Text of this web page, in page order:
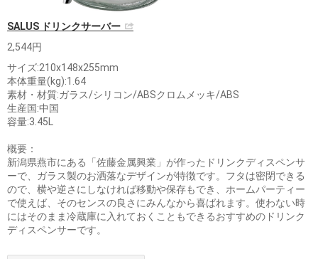
SALUS ドリンクサーバー
2,544円
サイズ:210x148x255mm
本体重量(kg):1.64
素材・材質:ガラス/シリコン/ABSクロムメッキ/ABS
生産国:中国
容量:3.45L
概要：
新潟県燕市にある「佐藤金属興業」が作ったドリンクディスペンサ
ーで、ガラス製のお洒落なデザインが特徴です。フタは密閉できる
ので、横や逆さにしなければ移動や保存もでき、ホームパーティー
で使えば、そのセンスの良さにみんなから喜ばれます。使わない時
にはそのまま冷蔵庫に入れておくこともできるおすすめのドリンク
ディスペンサーです。